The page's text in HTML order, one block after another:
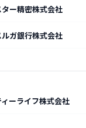
ター精密株式会社
ルガ銀行株式会社
ィーライフ株式会社